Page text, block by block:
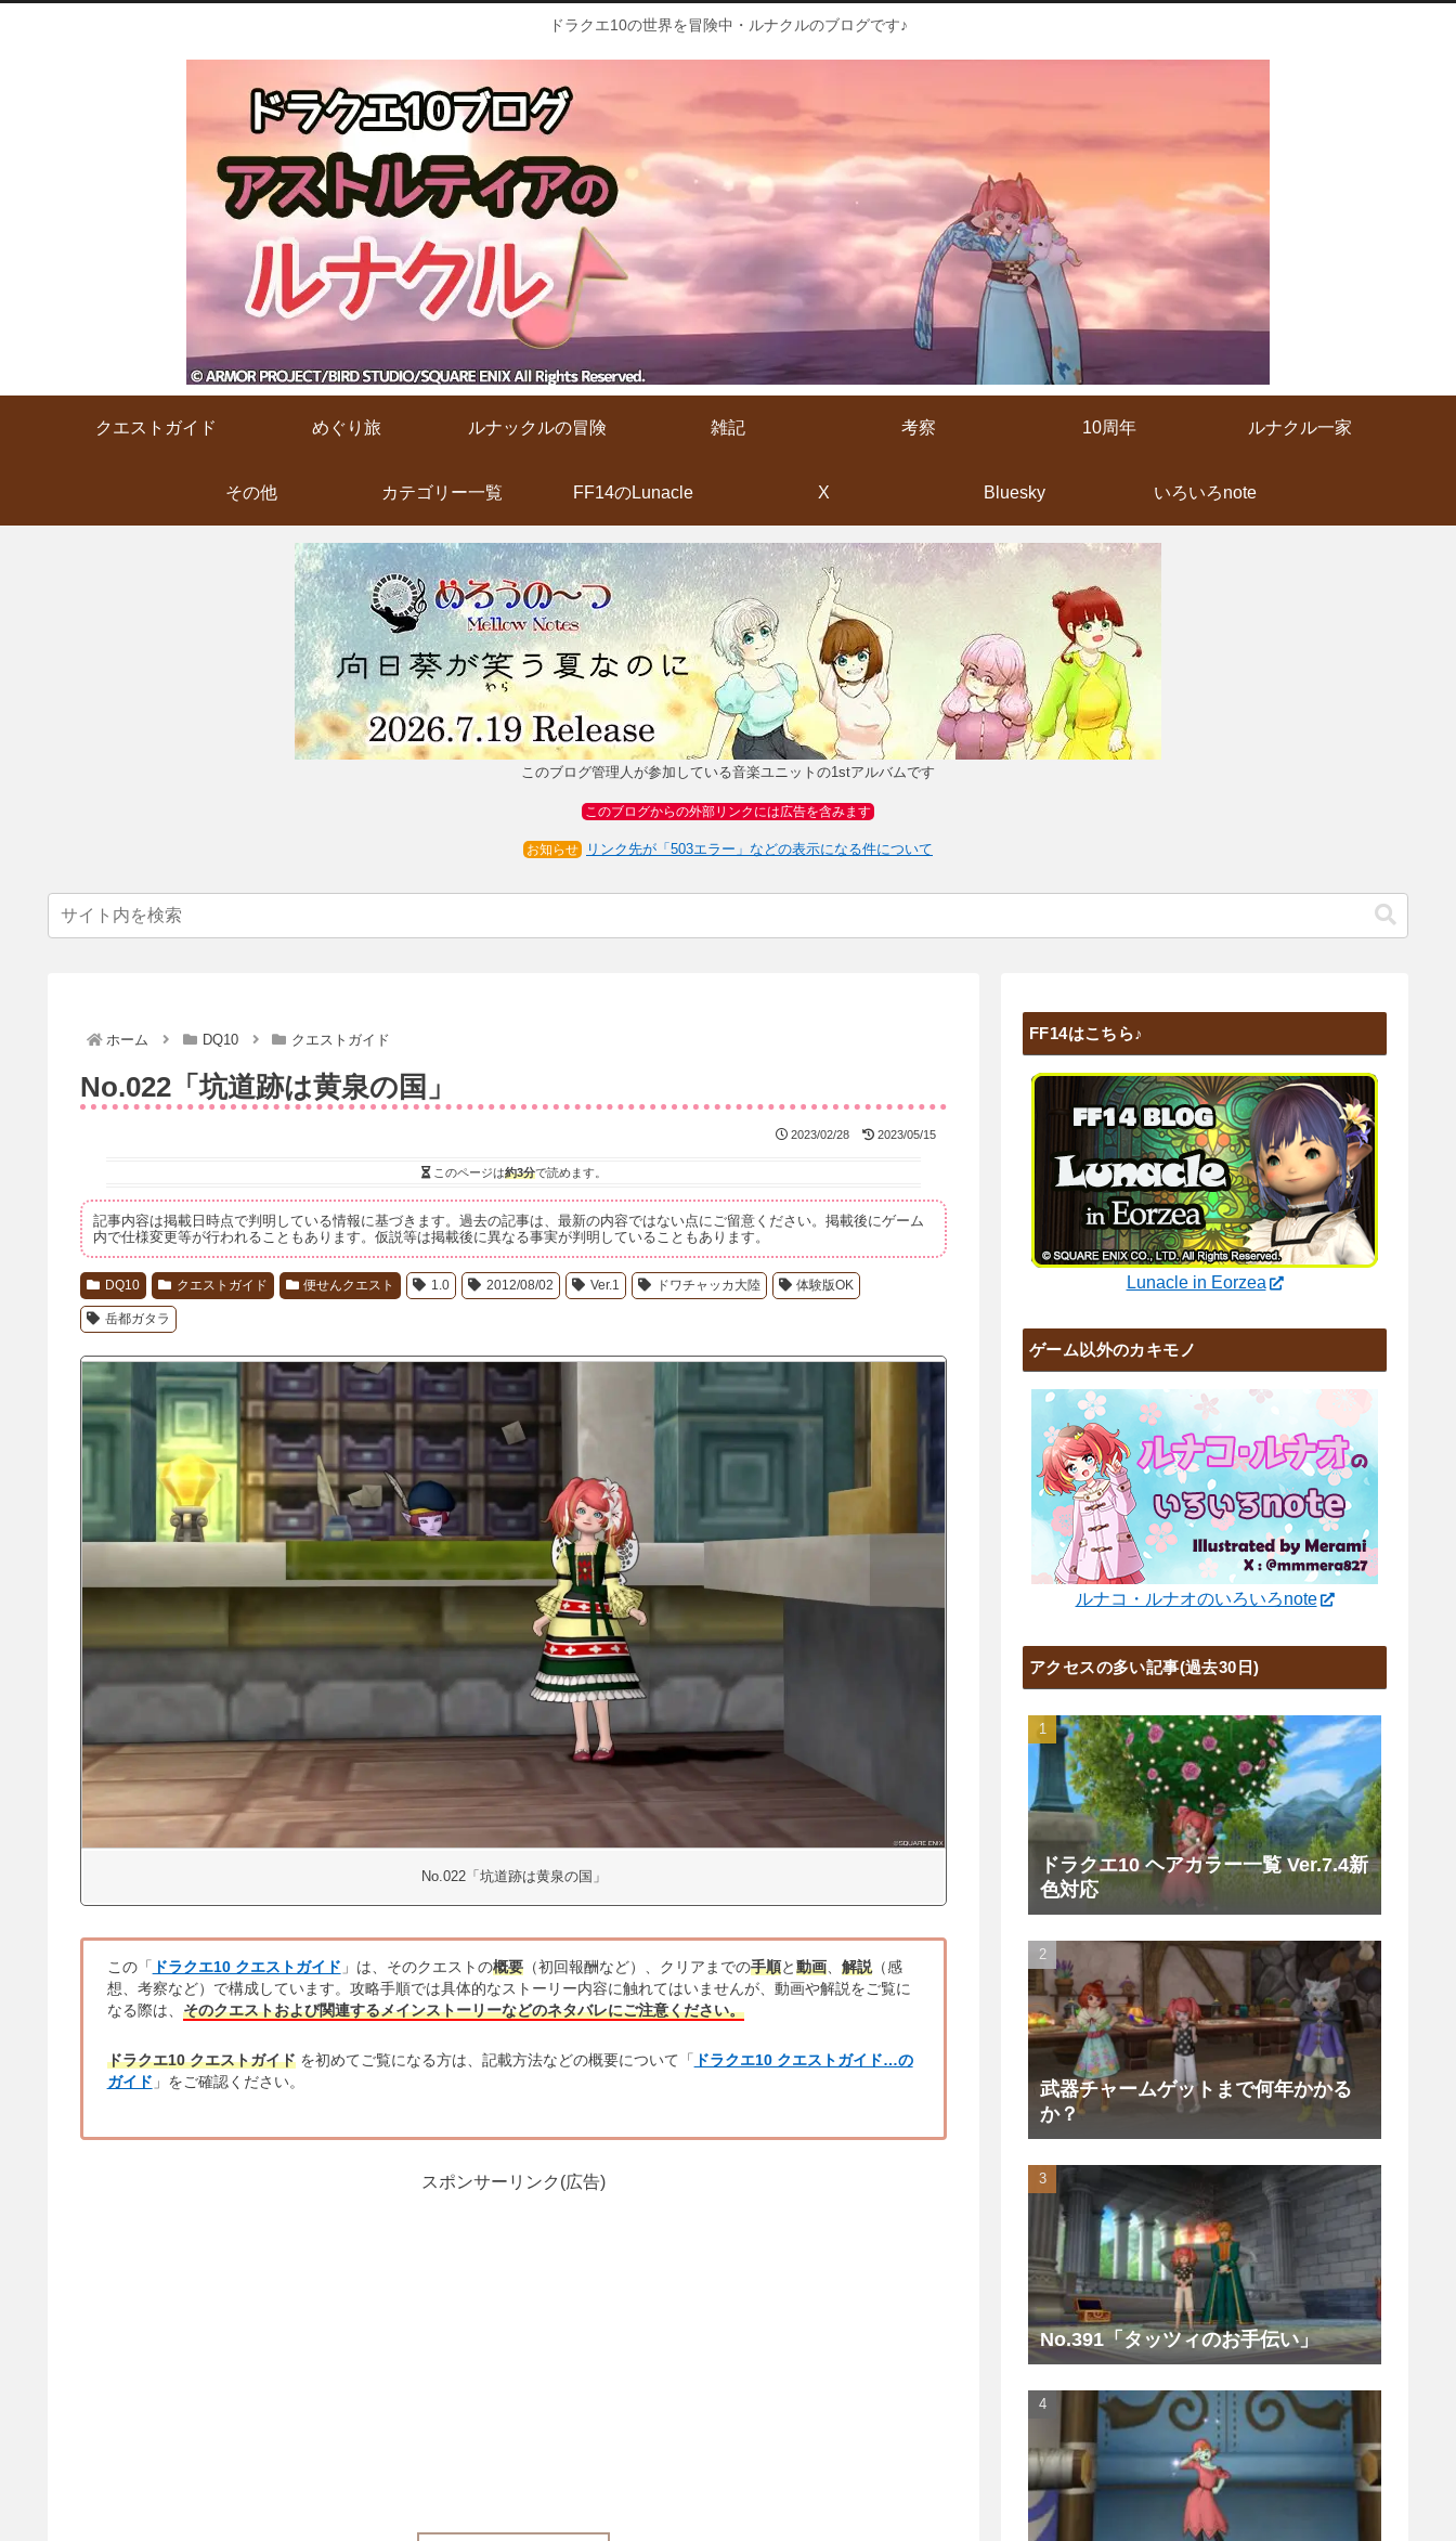
ドラクエ10の世界を冒険中・ルナクルのブログです♪
クエストガイド めぐり旅 ルナックルの冒険 雑記 考察 10周年 ルナクル一家
その他 カテゴリー一覧 FF14のLunacle X Bluesky いろいろnote
このブログ管理人が参加している音楽ユニットの1stアルバムです
このブログからの外部リンクには広告を含みます
お知らせ リンク先が「503エラー」などの表示になる件について
ホーム DQ10 クエストガイド
No.022「坑道跡は黄泉の国」
2023/02/28 2023/05/15
このページは約3分で読めます。
記事内容は掲載日時点で判明している情報に基づきます。過去の記事は、最新の内容ではない点にご留意ください。掲載後にゲーム
内で仕様変更等が行われることもあります。仮説等は掲載後に異なる事実が判明していることもあります。
DQ10 クエストガイド 便せんクエスト 1.0 2012/08/02 Ver.1 ドワチャッカ大陸 体験版OK
岳都ガタラ
No.022「坑道跡は黄泉の国」
この「 ドラクエ10 クエストガイド 」は、そのクエストの概要（初回報酬など）、クリアまでの手順と動画、 解説（感
想、考察など）で構成しています。攻略手順では具体的なストーリー内容に触れてはいませんが、動画や解説をご覧に
なる際は、 そのクエストおよび関連するメインストーリーなどのネタバレにご注意ください。
ドラクエ10 クエストガイドを初めてご覧になる方は、記載方法などの概要について「 ドラクエ10 クエストガイド…の
ガイド 」をご確認ください。
スポンサーリンク(広告)
FF14はこちら♪
Lunacle in Eorzea
ゲーム以外のカキモノ
ルナコ・ルナオのいろいろnote
アクセスの多い記事(過去30日)
ドラクエ10 ヘアカラー一覧 Ver.7.4新
色対応
武器チャームゲットまで何年かかる
か？
No.391「タッツィのお手伝い」